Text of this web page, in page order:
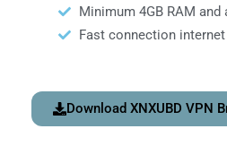
Minimum 4GB RAM and
Fast connection internet
Download XNXUBD VPN